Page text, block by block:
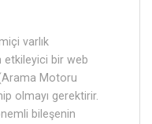
varlık
etkileyici bir web
Motoru
olmayı gerektirir.
bileşenin